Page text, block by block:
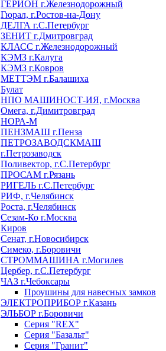
ГЕРИОН г.Железнодорожный
Гюрал, г.Ростов-на-Дону
ДЕЛГА г.С.Петербург
ЗЕНИТ г.Дмитровград
КЛАСС г.Железнодорожный
КЭМЗ г.Калуга
КЭМЗ г.Ковров
МЕТТЭМ г.Балашиха
Булат
НПО МАШИНОСТ-ИЯ, г.Москва
Омега, г.Димитровград
НОРА-М
ПЕНЗМАШ г.Пенза
ПЕТРОЗАВОДСКМАШ
г.Петрозаводск
Поливектор, г.С.Петербург
ПРОСАМ г.Рязань
РИГЕЛЬ г.С.Петербург
РИФ, г.Челябинск
Роста, г.Челябинск
Сезам-Ко г.Москва
Киров
Сенат, г.Новосибирск
Симеко, г.Боровичи
СТРОММАШИНА г.Могилев
Цербер, г.С.Петербург
ЧАЗ г.Чебоксары
Проушины для навесных замков
ЭЛЕКТРОПРИБОР г.Казань
ЭЛЬБОР г.Боровичи
Серия "REX"
Серия "Базальт"
Серия "Гранит"